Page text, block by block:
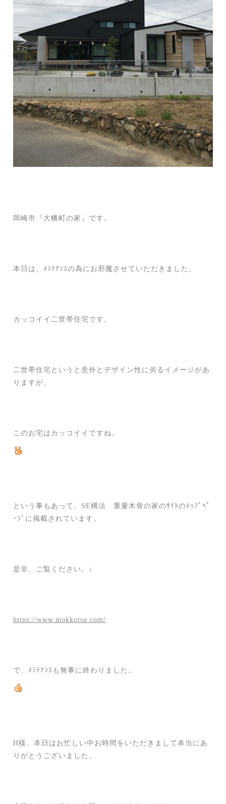
岡崎市『大幡町の家』です。
本日は、ﾒﾝﾃﾅﾝｽの為にお邪魔させていただきました。
カッコイイ二世帯住宅です。
二世帯住宅というと意外とデザイン性に劣るイメージがあ
りますが、
このお宅はカッコイイですね。
という事もあって、SE構法 重量木骨の家のｻｲﾄのﾄｯﾌﾟﾍﾟ
ｰｼﾞに掲載されています。
是非、ご覧ください。↓
https://www.mokkotsu.com/
で、ﾒﾝﾃﾅﾝｽも無事に終わりました。
H樣、本日はお忙しい中お時間をいただきまして本当にあ
りがとうございました。